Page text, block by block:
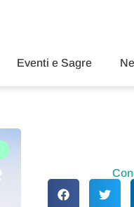
Eventi e Sagre